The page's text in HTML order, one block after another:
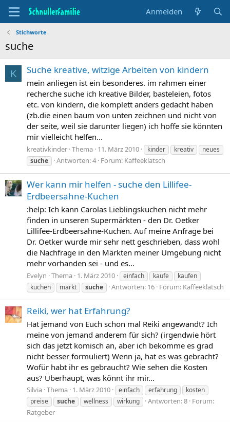
Anmelden
Stichworte
suche
K Suche kreative, witzige Arbeiten von kindern
mein anliegen ist ein besonderes. im rahmen einer
recherche suche ich kreative Bilder, basteleien, fotos
etc. von kindern, die komplett anders gedacht haben
(zb.die einen baum von unten zeichnen und nicht von
der seite, weil sie darunter liegen) ich hoffe sie könnten
mir vielleicht helfen...
kreativkinder Thema 11. März 2010 kinder kreativ
neues
suche
Antworten: 4 Forum: Kaffeeklatsch
Wer kann mir helfen - suche den Lillifee-
Erdbeersahne-Kuchen
:help: Ich kann Carolas Lieblingskuchen nicht mehr
finden in unseren Supermärkten - den Dr. Oetker
Lillifee-Erdbeersahne-Kuchen. Auf meine Anfrage bei
Dr. Oetker wurde mir sehr nett geschrieben, dass wohl
die Nachfrage in den Märkten meiner Umgebung nicht
mehr vorhanden sei - und es...
Evelyn Thema 1. März 2010 einfach kaufe
kaufen
kuchen
markt suche Antworten: 16 Forum: Kaffeeklatsch
Reiki, wer hat Erfahrung?
Hat jemand von Euch schon mal Reiki angewandt? Ich
meine von jemand anderem für sich? (irgendwie hört
sich das jetzt komisch an, aber ich bekomme es grad
nicht besser formuliert) Wenn ja, hat es was gebracht?
Wofür habt ihr es gebraucht? Wie sehen die Kosten
aus? Überhaupt, was könnt ihr mir...
Silvia Thema 1. März 2010 einfach erfahrung
kosten
preise
suche wellness wirkung Antworten: 8 Forum:
Ratgeber